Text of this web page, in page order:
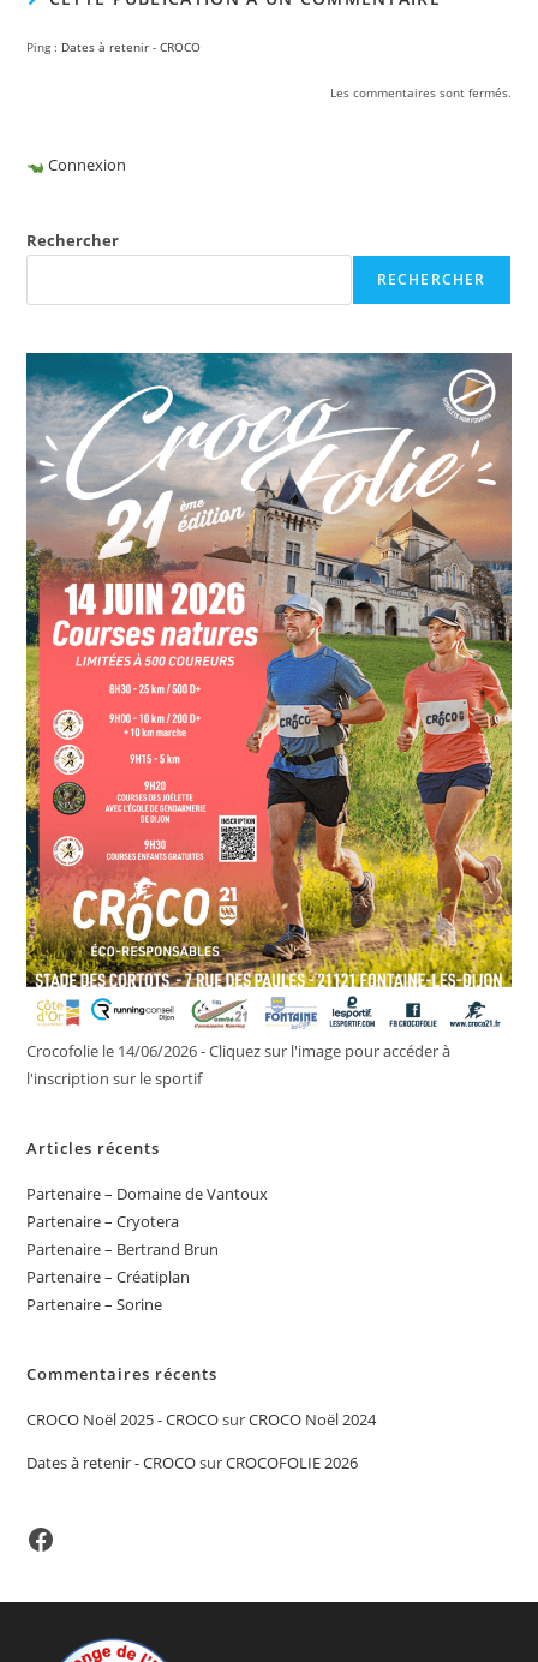
Ping : Dates à retenir - CROCO
Les commentaires sont fermés.
Connexion
Rechercher
RECHERCHER
Crocofolie le 14/06/2026 - Cliquez sur l'image pour accéder à
l'inscription sur le sportif
Articles récents
Partenaire – Domaine de Vantoux
Partenaire – Cryotera
Partenaire – Bertrand Brun
Partenaire – Créatiplan
Partenaire – Sorine
Commentaires récents
CROCO Noël 2025 - CROCOsurCROCO Noël 2024
Dates à retenir - CROCOsurCROCOFOLIE 2026
Facebook